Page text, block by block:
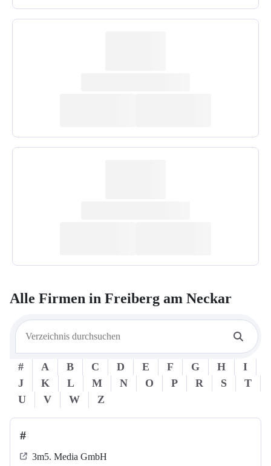
Alle Firmen in Freiberg am Neckar
# A B C D E F G H
I
J
K L M N O P R S
T
U
V W Z
#
3m5. Media GmbH